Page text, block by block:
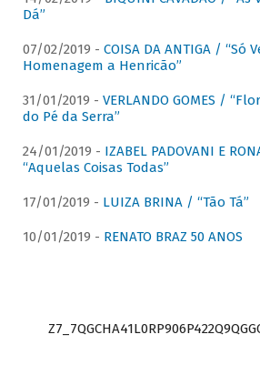
Dá”
07/02/2019 - COISA DA ANTIGA / “Só
Homenagem a Henricão”
31/01/2019 - VERLANDO GOMES /
do Pé da Serra”
24/01/2019 - IZABEL PADOVANI E
“Aquelas Coisas Todas”
17/01/2019 - LUIZA BRINA / “Tão Tá”
10/01/2019 - RENATO BRAZ 50 ANOS